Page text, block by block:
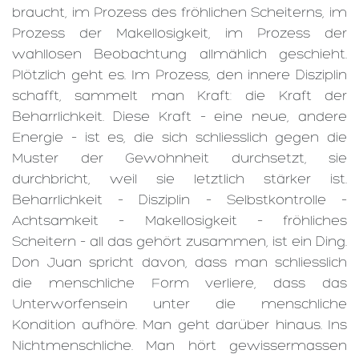
braucht, im Prozess des fröhlichen Scheiterns, im
Prozess der Makellosigkeit, im Prozess der
wahllosen Beobachtung allmählich geschieht.
Plötzlich geht es. Im Prozess, den innere Disziplin
schafft, sammelt man Kraft: die Kraft der
Beharrlichkeit. Diese Kraft – eine neue, andere
Energie – ist es, die sich schliesslich gegen die
Muster der Gewohnheit durchsetzt, sie
durchbricht, weil sie letztlich stärker ist.
Beharrlichkeit – Disziplin – Selbstkontrolle –
Achtsamkeit – Makellosigkeit – fröhliches
Scheitern – all das gehört zusammen, ist ein Ding.
Don Juan spricht davon, dass man schliesslich
die menschliche Form verliere, dass das
Unterworfensein unter die menschliche
Kondition aufhöre. Man geht darüber hinaus. Ins
Nichtmenschliche. Man hört gewissermassen